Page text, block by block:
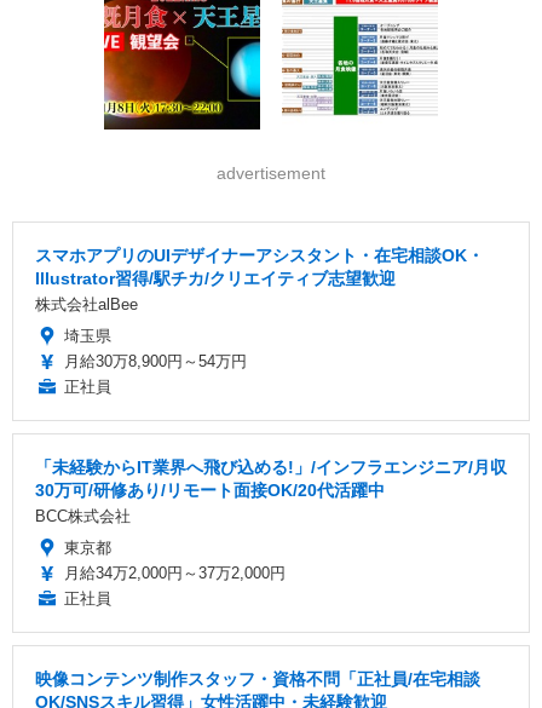
advertisement
スマホアプリのUIデザイナーアシスタント・在宅相談OK・
Illustrator習得/駅チカ/クリエイティブ志望歓迎
株式会社alBee
埼玉県
月給30万8,900円～54万円
正社員
「未経験からIT業界へ飛び込める!」/インフラエンジニア/月収
30万可/研修あり/リモート面接OK/20代活躍中
BCC株式会社
東京都
月給34万2,000円～37万2,000円
正社員
映像コンテンツ制作スタッフ・資格不問「正社員/在宅相談
OK/SNSスキル習得」女性活躍中・未経験歓迎